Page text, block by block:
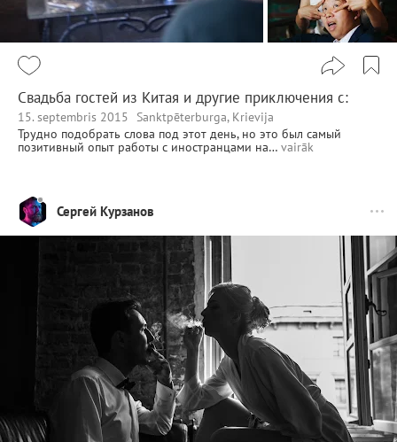
Свадьба гостей из Китая и другие приключения c:
15. septembris 2015
Sanktpēterburga, Krievija
Трудно подобрать слова под этот день, но это был самый
позитивный опыт работы с иностранцами на… vairāk
Сергей Курзанов